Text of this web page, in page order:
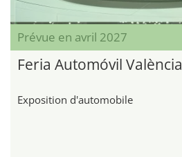
Prévue en avril 2027
Feria Automóvil València
Exposition d'automobile